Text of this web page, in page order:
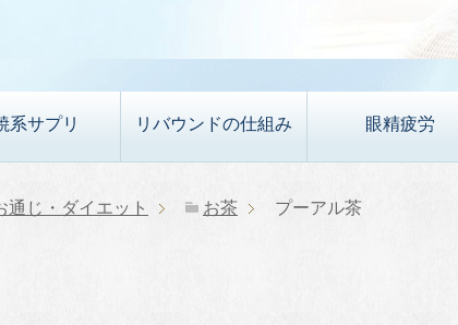
系サプリ リバウンドの仕組み 眼精疲労
通じ・ダイエット お茶 プーアル茶